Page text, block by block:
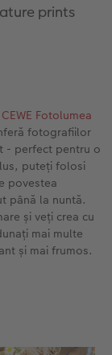
prints
Fotolumea
fotografiilor
- perfect pentru o
puteți folosi
povestea
până la nuntă.
și veți crea cu
mai multe
și mai frumos.